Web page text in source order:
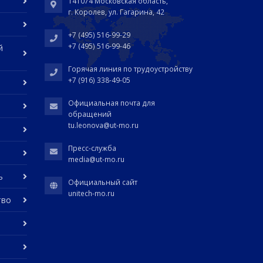
г. Королев, ул. Гагарина, 42
+7 (495) 516-99-29
+7 (495) 516-99-46
Горячая линия по трудоустройству
+7 (916) 338-49-05
Официальная почта для
обращений
tu.leonova@ut-mo.ru
Пресс-служба
media@ut-mo.ru
Официальный сайт
unitech-mo.ru